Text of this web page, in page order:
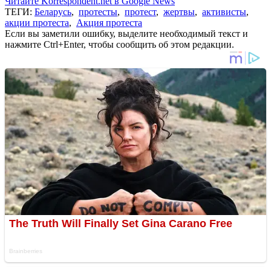
ТЕГИ: Беларусь, протесты, протест, жертвы, активисты,
акции протеста, Акция протеста
Если вы заметили ошибку, выделите необходимый текст и
нажмите Ctrl+Enter, чтобы сообщить об этом редакции.